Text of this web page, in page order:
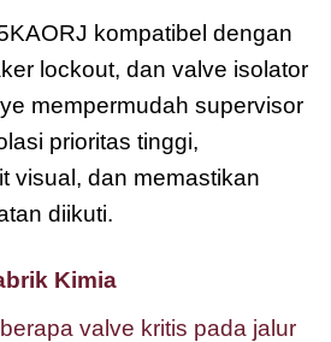
kompatibel dengan
lockout, dan valve isolator
mempermudah supervisor
prioritas tinggi,
visual, dan memastikan
diikuti.
Kimia
valve kritis pada jalur